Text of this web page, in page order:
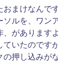
おまけなん
ソルを、ワン
、があります
いたのです
の押し込みが